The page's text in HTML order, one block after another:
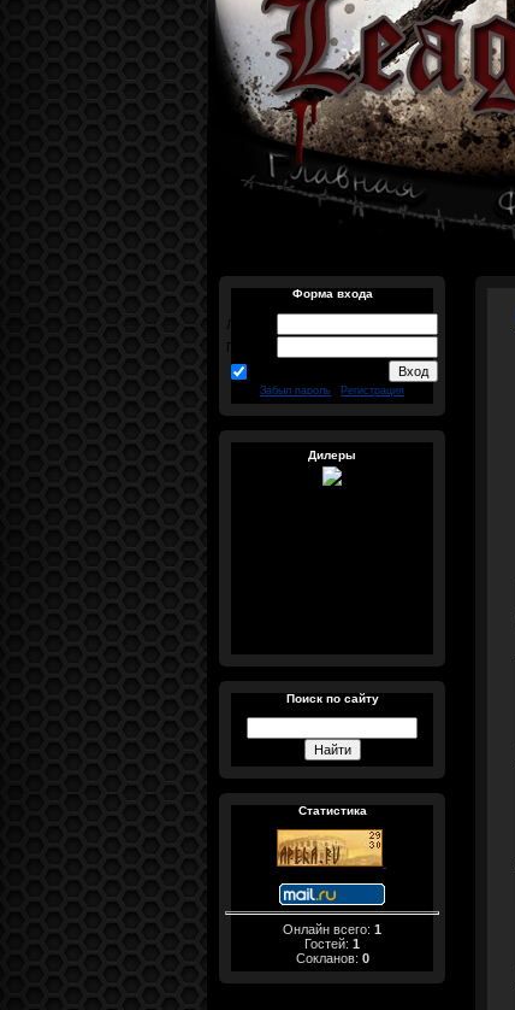
Форма входа
Логин:
Пароль:
Забыл пароль Регистрация
Дилеры
Поиск по сайту
Статистика
Онлайн всего: 1
Гостей: 1
Сокланов: 0